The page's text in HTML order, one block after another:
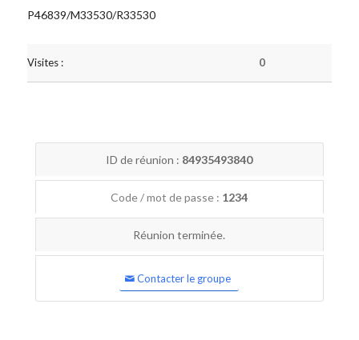
P46839/M33530/R33530
Visites : 0
ID de réunion : 84935493840
Code / mot de passe : 1234
Réunion terminée.
Contacter le groupe